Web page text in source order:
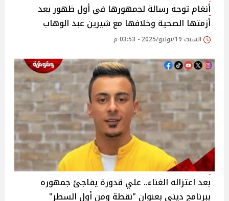
أنغام توجه رسالة لجمهورها في أول ظهور بعد
أزمتها الصحية وخلافها مع شيرين عبد الوهاب‎
السبت 19/يوليو/2025 - 03:53 م
بعد اعتزاله الغناء.. علي قدورة يفاجئ جمهوره
ببرنامج ديني بعنوان "نقطة ومن أول السطر"‎